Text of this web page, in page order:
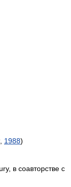
1988)
в соавторстве с